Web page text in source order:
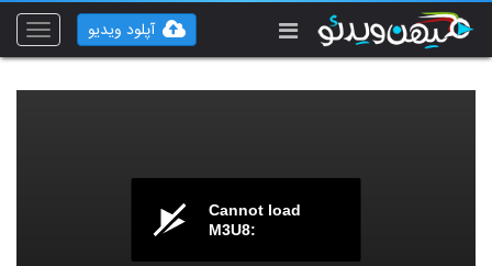
Toggle
آپلود ویدیو
Cannot load
M3U8: